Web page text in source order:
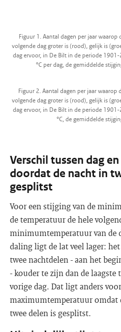
Figuur 1. Aantal dagen per jaar
volgende dag groter is (rood), gelijk is
dag ervoor, in De Bilt in de periode
°C per dag, de gemiddelde
Figuur 2. Aantal dagen per jaar
volgende dag groter is (rood), gelijk is
dag ervoor, in De Bilt in de periode
°C, de gemiddelde
Verschil tussen dag
doordat de nacht in
gesplitst
Voor een stijging van de
de temperatuur de hele
minimumtemperatuur van de
daling ligt de lat veel lager:
twee nachtdelen - aan het
- kouder te zijn dan de laagste
vorige dag. Dat ligt anders
maximumtemperatuur omdat
twee delen is gesplitst.